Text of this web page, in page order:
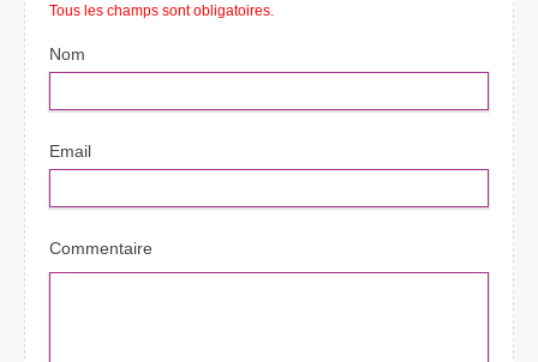
Tous les champs sont obligatoires.
Nom
Email
Commentaire